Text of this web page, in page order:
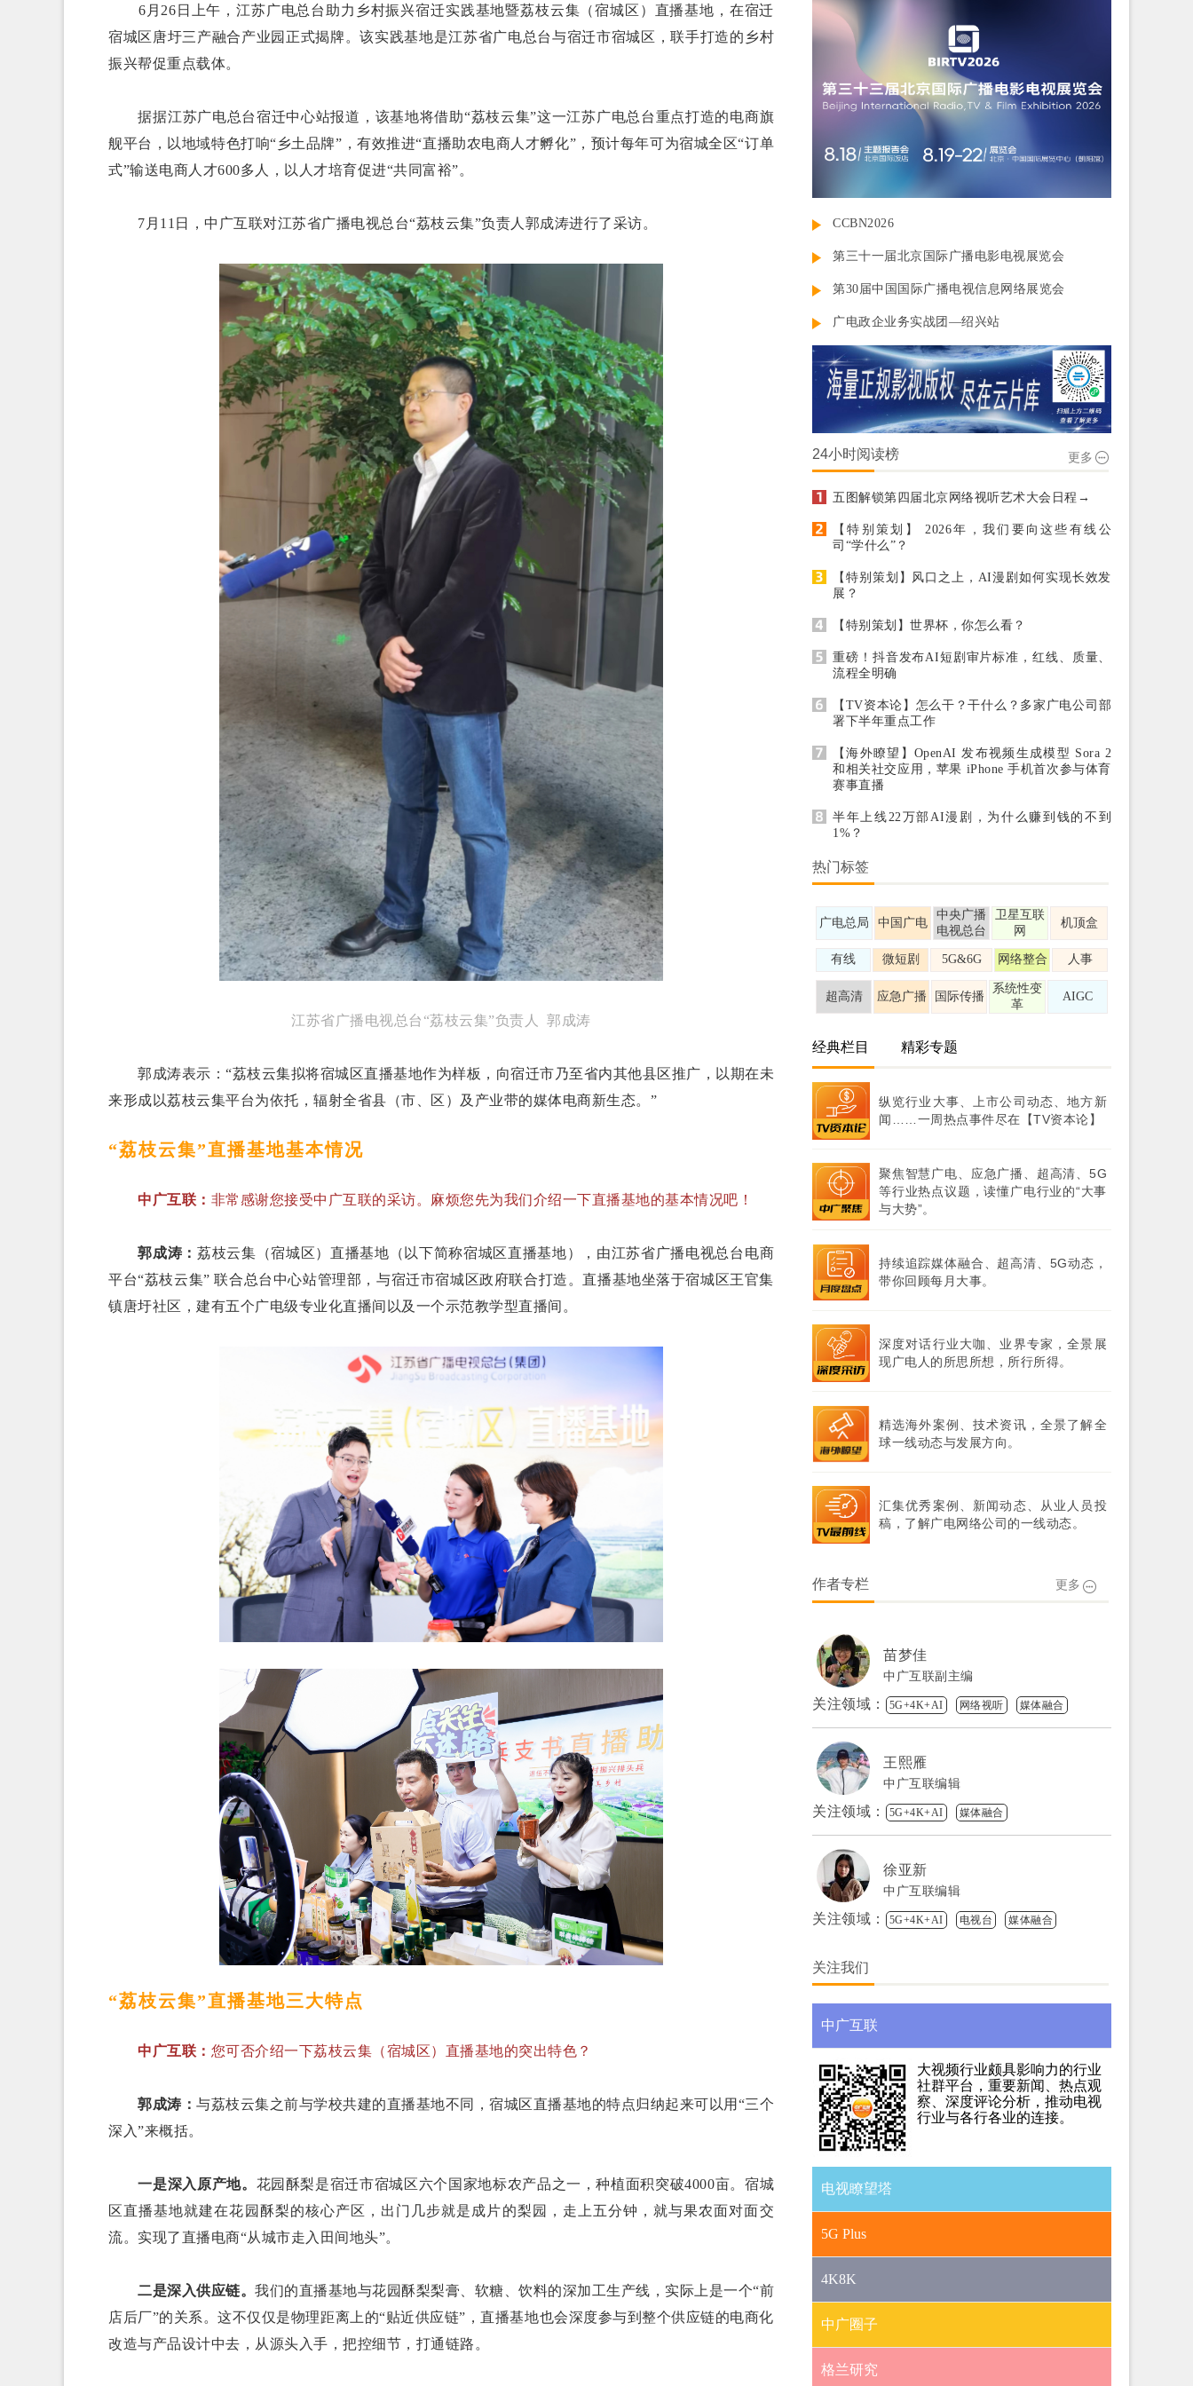
6月26日上午，江苏广电总台助力乡村振兴宿迁实践基地暨荔枝云集（宿城区）直播基地，在宿迁
宿城区唐圩三产融合产业园正式揭牌。该实践基地是江苏省广电总台与宿迁市宿城区，联手打造的乡村
振兴帮促重点载体。
据据江苏广电总台宿迁中心站报道，该基地将借助“荔枝云集”这一江苏广电总台重点打造的电商旗
舰平台，以地域特色打响“乡土品牌”，有效推进“直播助农电商人才孵化”，预计每年可为宿城全区“订单
式”输送电商人才600多人，以人才培育促进“共同富裕”。
7月11日，中广互联对江苏省广播电视总台“荔枝云集”负责人郭成涛进行了采访。
江苏省广播电视总台“荔枝云集”负责人 郭成涛
郭成涛表示：“荔枝云集拟将宿城区直播基地作为样板，向宿迁市乃至省内其他县区推广，以期在未
来形成以荔枝云集平台为依托，辐射全省县（市、区）及产业带的媒体电商新生态。”
“荔枝云集”直播基地基本情况
中广互联： 非常感谢您接受中广互联的采访。麻烦您先为我们介绍一下直播基地的基本情况吧！
郭成涛：荔枝云集（宿城区）直播基地（以下简称宿城区直播基地），由江苏省广播电视总台电商
平台“荔枝云集” 联合总台中心站管理部，与宿迁市宿城区政府联合打造。直播基地坐落于宿城区王官集
镇唐圩社区，建有五个广电级专业化直播间以及一个示范教学型直播间。
“荔枝云集”直播基地三大特点
中广互联： 您可否介绍一下荔枝云集（宿城区）直播基地的突出特色？
郭成涛： 与荔枝云集之前与学校共建的直播基地不同，宿城区直播基地的特点归纳起来可以用“三个
深入”来概括。
一是深入原产地。 花园酥梨是宿迁市宿城区六个国家地标农产品之一，种植面积突破4000亩。宿城
区直播基地就建在花园酥梨的核心产区，出门几步就是成片的梨园，走上五分钟，就与果农面对面交
流。实现了直播电商“从城市走入田间地头”。
二是深入供应链。 我们的直播基地与花园酥梨梨膏、软糖、饮料的深加工生产线，实际上是一个“前
店后厂”的关系。这不仅仅是物理距离上的“贴近供应链”，直播基地也会深度参与到整个供应链的电商化
改造与产品设计中去，从源头入手，把控细节，打通链路。
CCBN2026
第三十一届北京国际广播电影电视展览会
第30届中国国际广播电视信息网络展览会
广电政企业务实战团—绍兴站
24小时阅读榜 更多
五图解锁第四届北京网络视听艺术大会日程→
【特别策划】 2026年，我们要向这些有线公
司“学什么”？
【特别策划】风口之上，AI漫剧如何实现长效发
展？
【特别策划】世界杯，你怎么看？
重磅！抖音发布AI短剧审片标准，红线、质量、
流程全明确
【TV资本论】怎么干？干什么？多家广电公司部
署下半年重点工作
【海外瞭望】OpenAI 发布视频生成模型 Sora 2
和相关社交应用，苹果 iPhone 手机首次参与体育
赛事直播
半年上线22万部AI漫剧，为什么赚到钱的不到
1%？
热门标签
广电总局 中国广电
中央广播
电视总台
卫星互联
网
机顶盒
有线 微短剧 5G&6G 网络整合 人事
超高清 应急广播 国际传播
系统性变
革
AIGC
经典栏目 精彩专题
纵览行业大事、上市公司动态、地方新
闻……一周热点事件尽在【TV资本论】
聚焦智慧广电、应急广播、超高清、5G
等行业热点议题，读懂广电行业的“大事
与大势”。
持续追踪媒体融合、超高清、5G动态，
带你回顾每月大事。
深度对话行业大咖、业界专家，全景展
现广电人的所思所想，所行所得。
精选海外案例、技术资讯，全景了解全
球一线动态与发展方向。
汇集优秀案例、新闻动态、从业人员投
稿，了解广电网络公司的一线动态。
作者专栏 更多
苗梦佳
中广互联副主编
关注领域： 5G+4K+AI 网络视听 媒体融合
王熙雁
中广互联编辑
关注领域： 5G+4K+AI 媒体融合
徐亚新
中广互联编辑
关注领域： 5G+4K+AI 电视台 媒体融合
关注我们
中广互联
大视频行业颇具影响力的行业
社群平台，重要新闻、热点观
察、深度评论分析，推动电视
行业与各行各业的连接。
电视瞭望塔
5G Plus
4K8K
中广圈子
格兰研究